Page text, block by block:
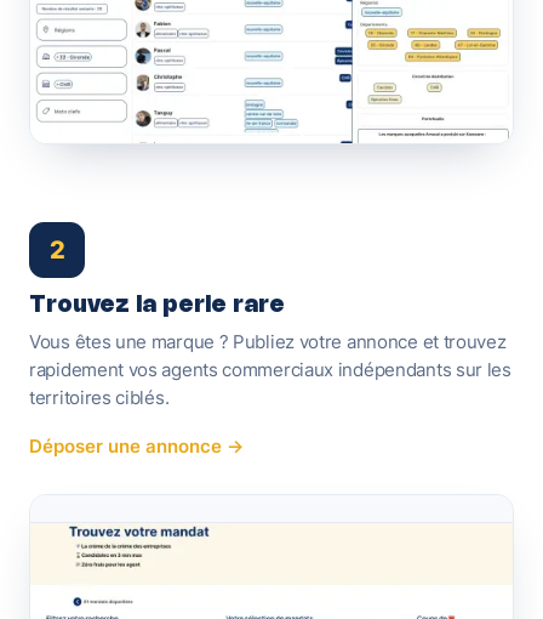
2
Trouvez la perle rare
Vous êtes une marque ? Publiez votre annonce et trouvez
rapidement vos agents commerciaux indépendants sur les
territoires ciblés.
Déposer une annonce →